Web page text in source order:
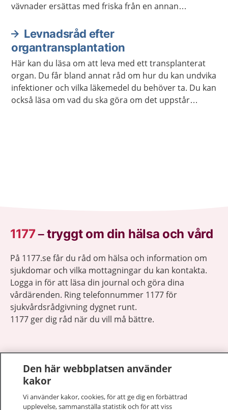
vävnader ersättas med friska från en annan
Levnadsråd efter
organtransplantation
Här kan du läsa om att leva med ett transplanterat
organ. Du får bland annat råd om hur du kan undvika
infektioner och vilka läkemedel du behöver ta. Du kan
också läsa om vad du ska göra om det uppstår
1177–tryggt om din hälsa och vård
På 1177.se får du råd om hälsa och information om
sjukdomar och vilka mottagningar du kan kontakta.
Logga in för att läsa din journal och göra dina
vårdärenden. Ring telefonnummer 1177 för
sjukvårdsrådgivning dygnet runt.
1177 ger dig råd när du vill må bättre.
1177 på flera språk
Den här webbplatsen använder
kakor
Vi använder kakor, cookies, för att ge dig en förbättrad
upplevelse, sammanställa statistik och för att viss